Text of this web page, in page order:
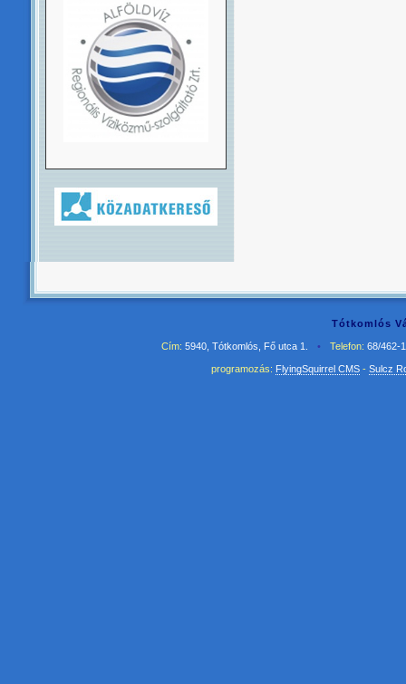
Tótkomlós
Cím: 5940, Tótkomlós, Fő utca 1. • Telefon: 68/462-
programozás: FlyingSquirrel CMS- Sulcz